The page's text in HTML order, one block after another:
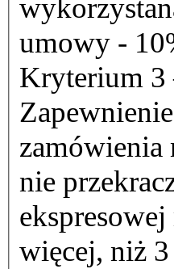
umowy -
Kryterium 3
zamówienia
nie
więcej, niż